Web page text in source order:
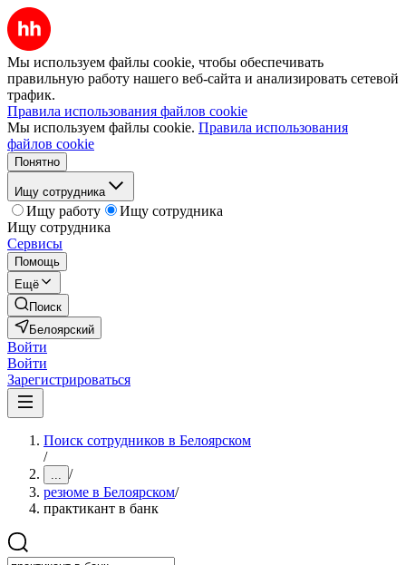
Мы используем файлы cookie, чтобы обеспечивать
правильную работу нашего веб-сайта и анализировать сетевой
трафик.
Правила использования файлов cookie
Мы используем файлы cookie. Правила использования
файлов cookie
Понятно
Ищу сотрудника
Ищу работу
Ищу сотрудника
Ищу сотрудника
Сервисы
Помощь
Ещё
Поиск
Белоярский
Войти
Войти
Зарегистрироваться
Поиск сотрудников в Белоярском
/
... /
резюме в Белоярском/
практикант в банк